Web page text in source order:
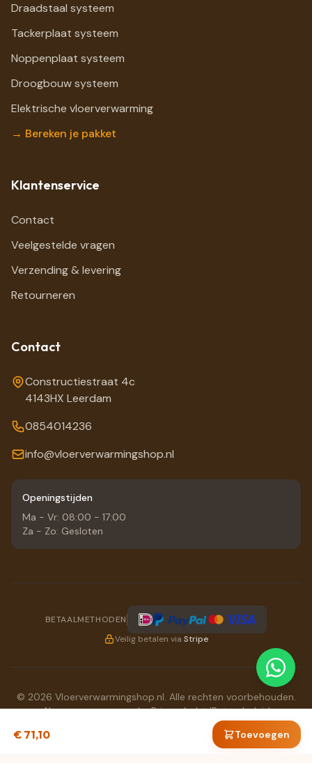
€ 71,10 Toevoegen
Draadstaal systeem
Tackerplaat systeem
Noppenplaat systeem
Droogbouw systeem
Elektrische vloerverwarming
→ Bereken je pakket
Klantenservice
Contact
Veelgestelde vragen
Verzending & levering
Retourneren
Contact
Constructiestraat 4c
4143HX Leerdam
0854014236
info@vloerverwarmingshop.nl
Openingstijden
Ma - Vr: 08:00 - 17:00
Za - Zo: Gesloten
BETAALMETHODEN
Veilig betalen via Stripe
© 2026 Vloerverwarmingshop.nl. Alle rechten voorbehouden.
Algemene voorwaardenPrivacybeleidRetourbeleid